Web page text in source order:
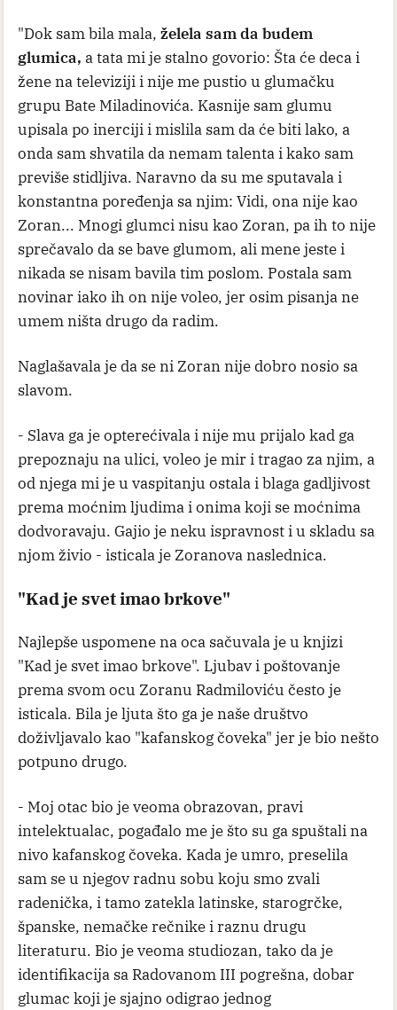
"Dok sam bila mala, želela sam da budem
glumica, a tata mi je stalno govorio: Šta će deca i
žene na televiziji i nije me pustio u glumačku
grupu Bate Miladinovića. Kasnije sam glumu
upisala po inerciji i mislila sam da će biti lako, a
onda sam shvatila da nemam talenta i kako sam
previše stidljiva. Naravno da su me sputavala i
konstantna poređenja sa njim: Vidi, ona nije kao
Zoran... Mnogi glumci nisu kao Zoran, pa ih to nije
sprečavalo da se bave glumom, ali mene jeste i
nikada se nisam bavila tim poslom. Postala sam
novinar iako ih on nije voleo, jer osim pisanja ne
umem ništa drugo da radim.
Naglašavala je da se ni Zoran nije dobro nosio sa
slavom.
- Slava ga je opterećivala i nije mu prijalo kad ga
prepoznaju na ulici, voleo je mir i tragao za njim, a
od njega mi je u vaspitanju ostala i blaga gadljivost
prema moćnim ljudima i onima koji se moćnima
dodvoravaju. Gajio je neku ispravnost i u skladu sa
njom živio - isticala je Zoranova naslednica.
"Kad je svet imao brkove"
Najlepše uspomene na oca sačuvala je u knjizi
"Kad je svet imao brkove". Ljubav i poštovanje
prema svom ocu Zoranu Radmiloviću često je
isticala. Bila je ljuta što ga je naše društvo
doživljavalo kao "kafanskog čoveka" jer je bio nešto
potpuno drugo.
- Moj otac bio je veoma obrazovan, pravi
intelektualac, pogađalo me je što su ga spuštali na
nivo kafanskog čoveka. Kada je umro, preselila
sam se u njegov radnu sobu koju smo zvali
radenička, i tamo zatekla latinske, starogrčke,
španske, nemačke rečnike i raznu drugu
literaturu. Bio je veoma studiozan, tako da je
identifikacija sa Radovanom III pogrešna, dobar
glumac koji je sjajno odigrao jednog